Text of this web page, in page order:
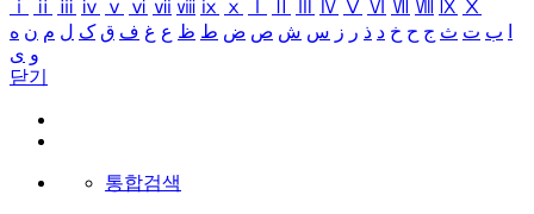
ⅰ
ⅱ ⅲ ⅳ ⅴ ⅵ ⅶ ⅷ ⅸ ⅹ Ⅳ Ⅴ Ⅵ Ⅶ Ⅷ Ⅸ Ⅹ
ب ت ث ج ح خ د ذ ر ز س ش ص ض ط ظ ع غ ف ق ک ل م ن ه
و ی
닫기
통합검색